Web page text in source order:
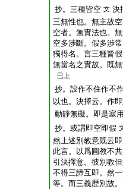
抄。三種皆空 文 決
三無性也。無主故
空者。無實法也。
空多渉斷。假多渉
獨得名。言三種皆
無當名之實故。既
已上
抄。設作不住作不
以也。決擇云。作
動靜無礙。即是寂
抄。或謂即空即假
然上述別教意既云
此言。以爲圓教不
引決擇意。彼別教
不得三諦互即。然
等。而三義歴別故